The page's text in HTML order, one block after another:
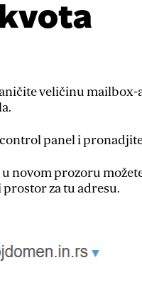
veličinu mailbox-
panel i
novom prozoru
za tu adresu.